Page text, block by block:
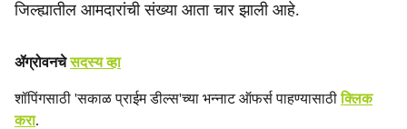
जिल्ह्यातील आमदारांची संख्या आता चार झाली आहे.
ॲग्रोवनचेसदस्य व्हा
शॉपिंगसाठी 'सकाळ प्राईम डील्स'च्या भन्नाट ऑफर्स पाहण्यासाठीक्लिक
करा.